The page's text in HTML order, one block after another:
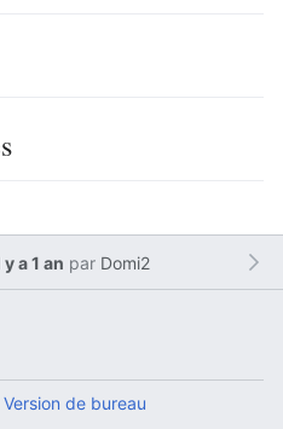
a 1 an par Domi2
Version de bureau